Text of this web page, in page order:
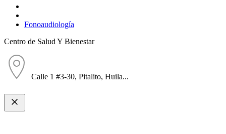
Fonoaudiología
Centro de Salud Y Bienestar
Calle 1 #3-30, Pitalito, Huila...